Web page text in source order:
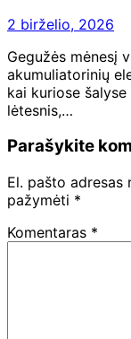
2 birželio, 2026
Gegužės mėnesį
akumuliatorinių
kai kuriose
lėtesnis,…
Parašykite
El. pašto adresas
pažymėti *
Komentaras *